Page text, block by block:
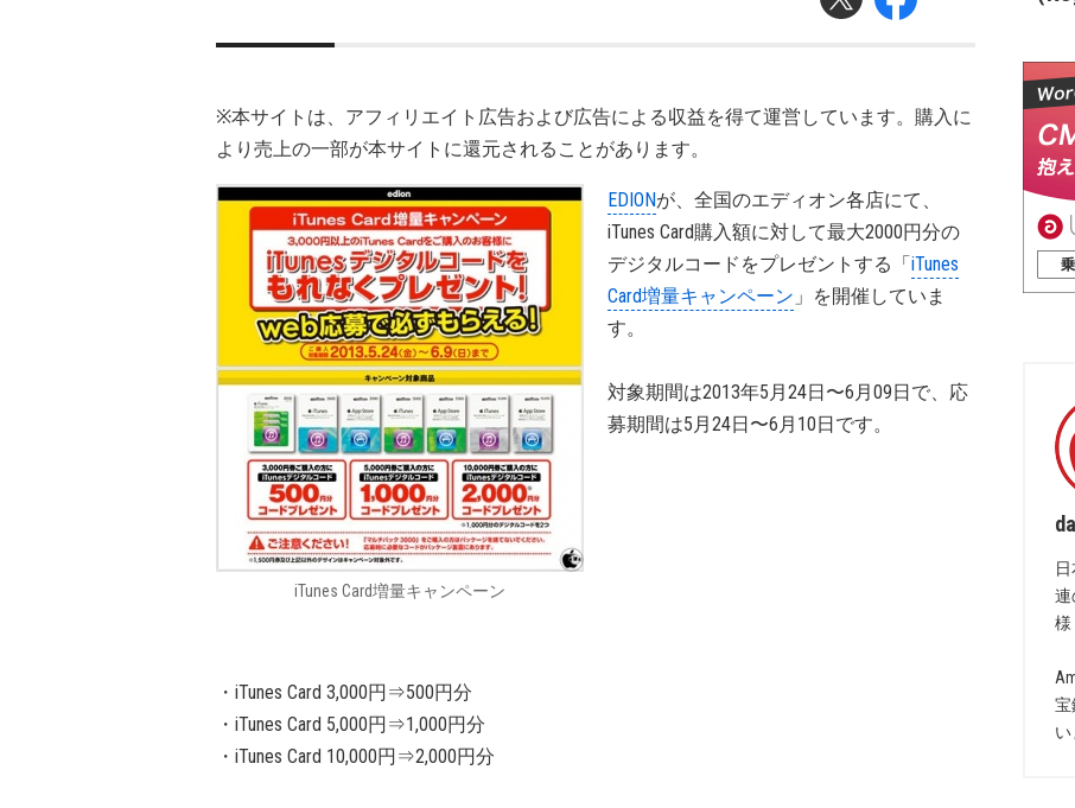
※本サイトは、アフィリエイト広告および広告による収益を得て運営しています。購入に
より売上の一部が本サイトに還元されることがあります。
iTunes Card増量キャンペーン
EDIONが、全国のエディオン各店にて、
iTunes Card購入額に対して最大2000円分の
デジタルコードをプレゼントする「iTunes
Card増量キャンペーン 」を開催していま
す。
対象期間は2013年5月24日〜6月09日で、応
募期間は5月24日〜6月10日です。
・iTunes Card 3,000円⇒500円分
・iTunes Card 5,000円⇒1,000円分
・iTunes Card 10,000円⇒2,000円分
連
様
宝
い